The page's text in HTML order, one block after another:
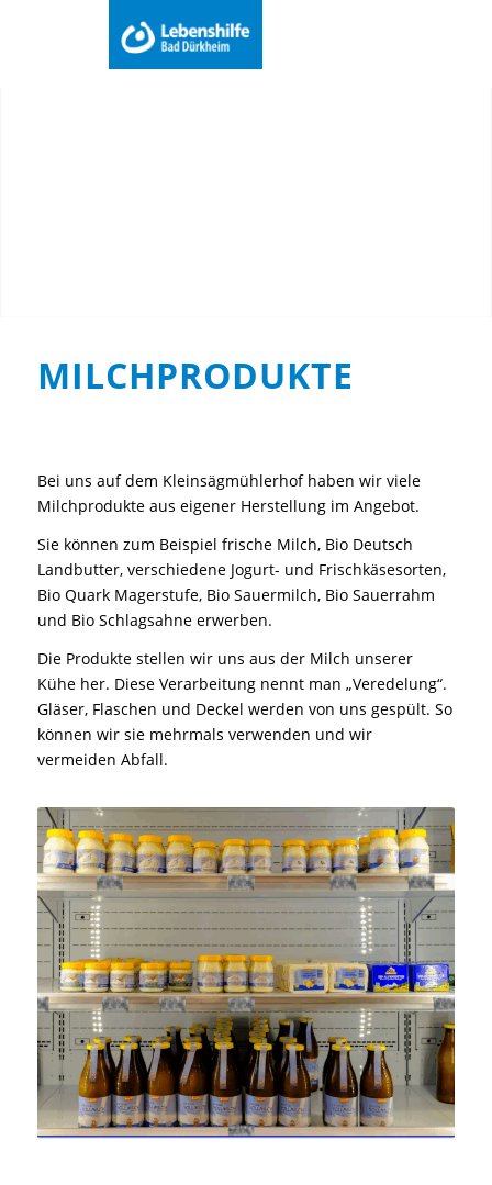
Startseite / Arbeit / Bauernhof
Milchprodukte
MILCHPRODUKTE
Bei uns auf dem Kleinsägmühlerhof haben wir viele
Milchprodukte aus eigener Herstellung im Angebot.
Sie können zum Beispiel frische Milch, Bio Deutsch
Landbutter, verschiedene Jogurt- und Frischkäsesorten,
Bio Quark Magerstufe, Bio Sauermilch, Bio Sauerrahm
und Bio Schlagsahne erwerben.
Die Produkte stellen wir uns aus der Milch unserer
Kühe her. Diese Verarbeitung nennt man „Veredelung“.
Gläser, Flaschen und Deckel werden von uns gespült. So
können wir sie mehrmals verwenden und wir
vermeiden Abfall.